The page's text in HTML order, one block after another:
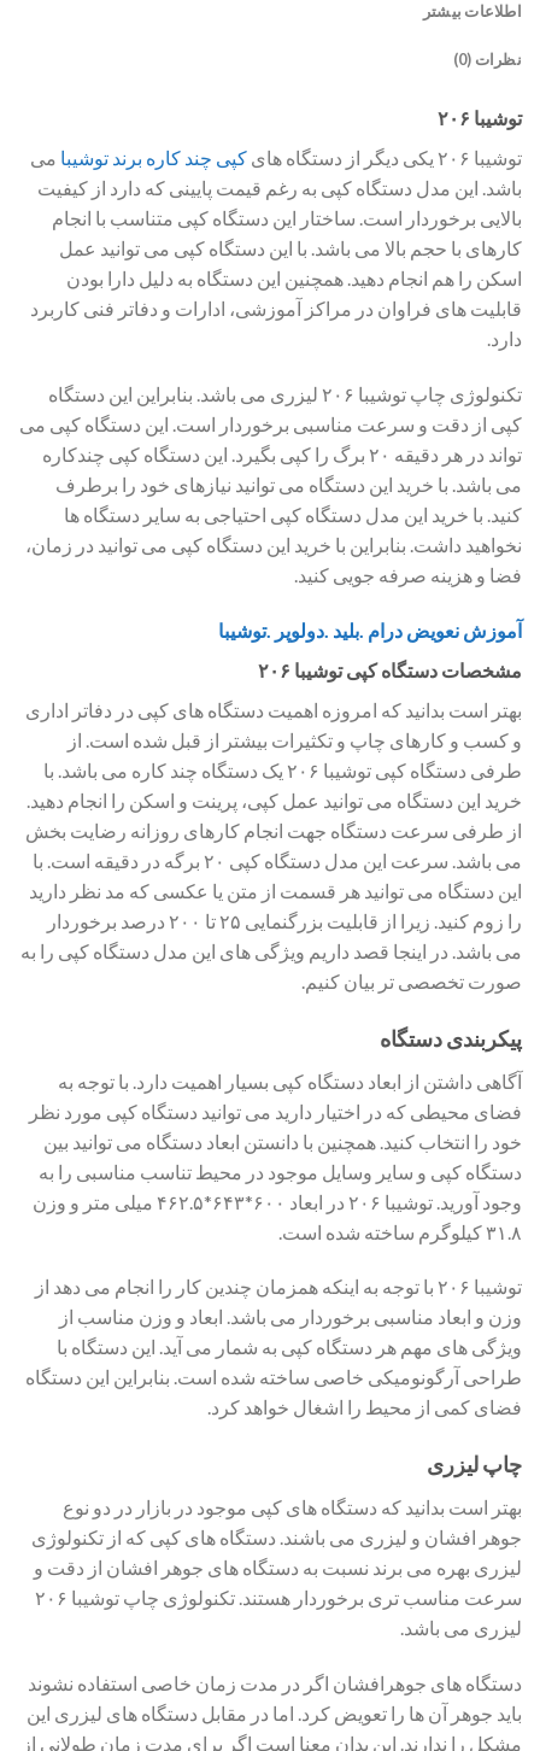
اطلاعات بیشتر
نظرات (0)
توشیبا ۲۰۶
توشیبا ۲۰۶ یکی دیگر از دستگاه های
کپی چند کاره برند توشیبا می
باشد. این مدل دستگاه کپی به رغم قیمت پایینی که دارد از کیفیت
بالایی برخوردار است. ساختار این دستگاه کپی متناسب با انجام
کارهای با حجم بالا می باشد. با این دستگاه کپی می توانید عمل
اسکن را هم انجام دهید. همچنین این دستگاه به دلیل دارا بودن
قابلیت های فراوان در مراکز آموزشی، ادارات و دفاتر فنی کاربرد
دارد.
تکنولوژی چاپ توشیبا ۲۰۶ لیزری می باشد. بنابراین این دستگاه
کپی از دقت و سرعت مناسبی برخوردار است. این دستگاه کپی می
تواند در هر دقیقه ۲۰ برگ را کپی بگیرد. این دستگاه کپی چندکاره
می باشد. با خرید این دستگاه می توانید نیازهای خود را برطرف
کنید. با خرید این مدل دستگاه کپی احتیاجی به سایر دستگاه ها
نخواهید داشت. بنابراین با خرید این دستگاه کپی می توانید در زمان،
فضا و هزینه صرفه جویی کنید.
آموزش نعویض درام .بلید .دولوپر .توشیبا
مشخصات دستگاه کپی توشیبا ۲۰۶
بهتر است بدانید که امروزه اهمیت دستگاه های کپی در دفاتر اداری
و کسب و کارهای چاپ و تکثیرات بیشتر از قبل شده است. از
طرفی دستگاه کپی توشیبا ۲۰۶ یک دستگاه چند کاره می باشد. با
خرید این دستگاه می توانید عمل کپی، پرینت و اسکن را انجام دهید.
از طرفی سرعت دستگاه جهت انجام کارهای روزانه رضایت بخش
می باشد. سرعت این مدل دستگاه کپی ۲۰ برگه در دقیقه است. با
این دستگاه می توانید هر قسمت از متن یا عکسی که مد نظر دارید
را زوم کنید. زیرا از قابلیت بزرگنمایی ۲۵ تا ۲۰۰ درصد برخوردار
می باشد. در اینجا قصد داریم ویژگی های این مدل دستگاه کپی را به
صورت تخصصی تر بیان کنیم.
پیکربندی دستگاه
آگاهی داشتن از ابعاد دستگاه کپی بسیار اهمیت دارد. با توجه به
فضای محیطی که در اختیار دارید می توانید دستگاه کپی مورد نظر
خود را انتخاب کنید. همچنین با دانستن ابعاد دستگاه می توانید بین
دستگاه کپی و سایر وسایل موجود در محیط تناسب مناسبی را به
وجود آورید. توشیبا ۲۰۶ در ابعاد ۶۰۰*۶۴۳*۴۶۲.۵ میلی متر و وزن
۳۱.۸ کیلوگرم ساخته شده است.
توشیبا ۲۰۶ با توجه به اینکه همزمان چندین کار را انجام می دهد از
وزن و ابعاد مناسبی برخوردار می باشد. ابعاد و وزن مناسب از
ویژگی های مهم هر دستگاه کپی به شمار می آید. این دستگاه با
طراحی آرگونومیکی خاصی ساخته شده است. بنابراین این دستگاه
فضای کمی از محیط را اشغال خواهد کرد.
چاپ لیزری
بهتر است بدانید که دستگاه های کپی موجود در بازار در دو نوع
جوهر افشان و لیزری می باشند. دستگاه های کپی که از تکنولوژی
لیزری بهره می برند نسبت به دستگاه های جوهر افشان از دقت و
سرعت مناسب تری برخوردار هستند. تکنولوژی چاپ توشیبا ۲۰۶
لیزری می باشد.
دستگاه های جوهرافشان اگر در مدت زمان خاصی استفاده نشوند
باید جوهر آن ها را تعویض کرد. اما در مقابل دستگاه های لیزری این
مشکل را ندارند. این بدان معنا است اگر برای مدت زمان طولانی از